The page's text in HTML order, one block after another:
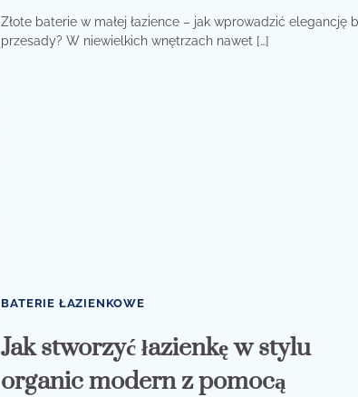
Złote baterie w małej łazience – jak wprowadzić elegancję
przesady? W niewielkich wnętrzach nawet […]
BATERIE ŁAZIENKOWE
Jak stworzyć łazienkę w stylu
organic modern z pomocą